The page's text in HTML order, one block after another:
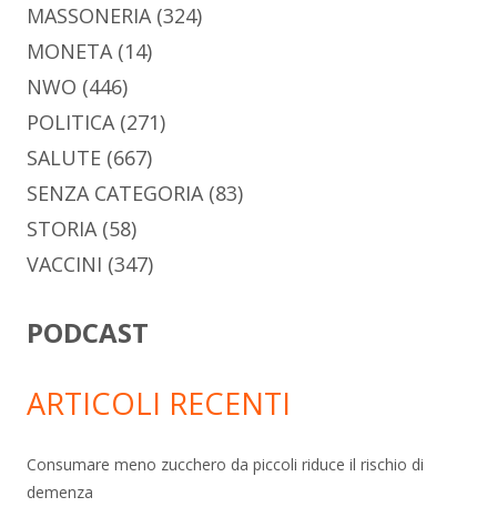
MASSONERIA (324)
MONETA (14)
NWO (446)
POLITICA (271)
SALUTE (667)
SENZA CATEGORIA (83)
STORIA (58)
VACCINI (347)
PODCAST
ARTICOLI RECENTI
Consumare meno zucchero da piccoli riduce il rischio di
demenza